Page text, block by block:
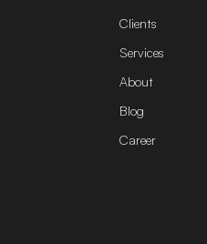
Clients
Services
About
Blog
Career